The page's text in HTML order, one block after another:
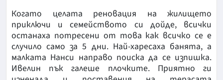
Когато целата реновация на жилището
приключи и семейството си дойде, всички
останаха потресени от това как всичко се е
случило само за 5 дни. Най-харесаха банята, а
малката Нанси направо поиска да се изпишка.
Ивелин пък галеше плочките. Приятно ги